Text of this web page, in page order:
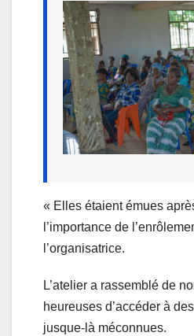
« Elles étaient émues
l’importance de
l’organisatrice.
L’atelier a rassemblé de
heureuses d’accéder à
jusque-là méconnues.